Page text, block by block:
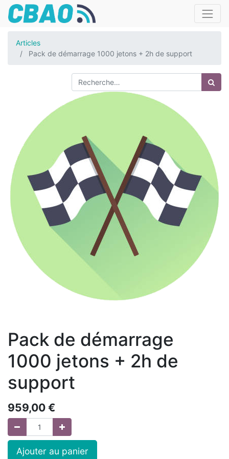
Articles
Pack de démarrage 1000 jetons + 2h de support
Pack de démarrage
1000 jetons + 2h de
support
959,00 €
Ajouter au panier